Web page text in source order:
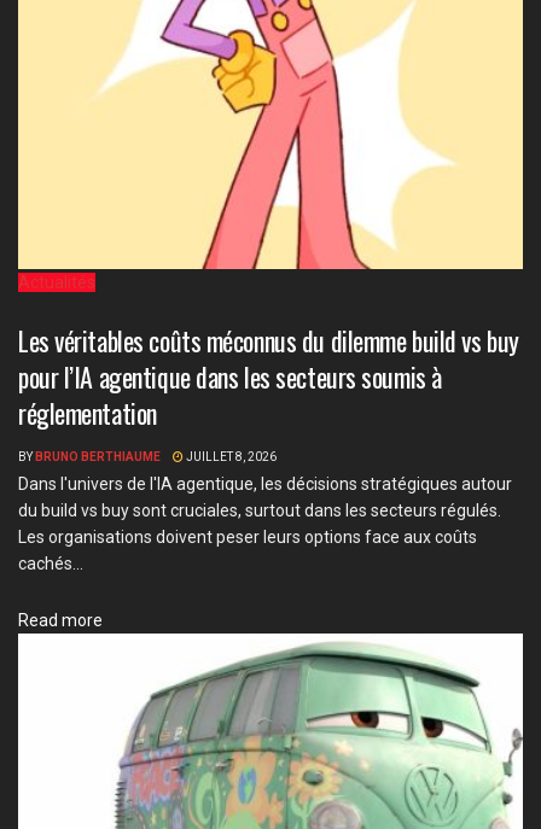
Actualités
Les véritables coûts méconnus du dilemme build vs buy
pour l’IA agentique dans les secteurs soumis à
réglementation
BY BRUNO BERTHIAUME JUILLET 8, 2026
Dans l'univers de l'IA agentique, les décisions stratégiques autour
du build vs buy sont cruciales, surtout dans les secteurs régulés.
Les organisations doivent peser leurs options face aux coûts
cachés...
Read more